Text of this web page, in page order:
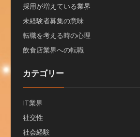
採用が増えている業界
未経験者募集の意味
転職を考える時の心理
飲食店業界への転職
カテゴリー
IT業界
社交性
社会経験